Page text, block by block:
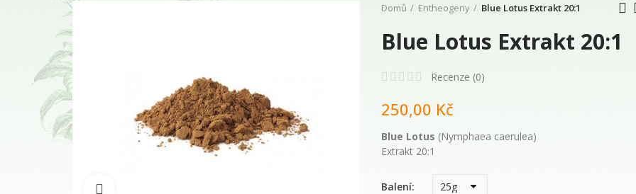
Domů Entheogeny Blue Lotus Extrakt 20:1
Blue Lotus Extrakt 20:1
Recenze (0)
250,00 Kč
Blue Lotus (Nymphaea caerulea)
Extrakt 20:1
Balení